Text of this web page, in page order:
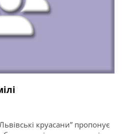
круасани” пропонує